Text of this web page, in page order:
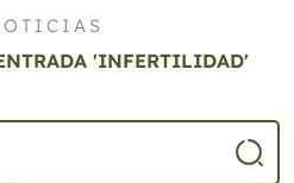
'INFERTILIDAD'